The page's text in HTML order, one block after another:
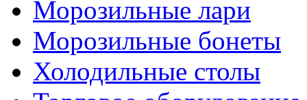
Морозильные лари
Морозильные бонеты
Холодильные столы